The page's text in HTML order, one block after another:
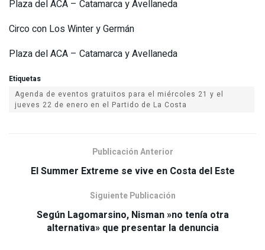
Plaza del ACA – Catamarca y Avellaneda
Circo con Los Winter y Germán
Plaza del ACA – Catamarca y Avellaneda
Etiquetas
Agenda de eventos gratuitos para el miércoles 21 y el
Publicación Anterior
Siguiente Publicación
Según Lagomarsino, Nisman »no tenía otra
alternativa» que presentar la denuncia